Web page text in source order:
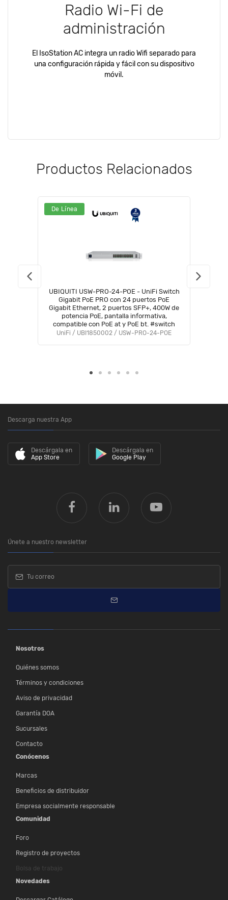
Radio Wi-Fi de
administración
El IsoStation AC integra un radio Wifi separado para
una configuración rápida y fácil con su dispositivo
móvil.
Productos Relacionados
De Línea
UBIQUITI USW-PRO-24-POE - UniFi Switch
Gigabit PoE PRO con 24 puertos PoE
Gigabit Ethernet, 2 puertos SFP+, 400W de
potencia PoE, pantalla informativa,
compatible con PoE at y PoE bt. #switch
UniFi / UBI1850002 / USW-PRO-24-POE
Descarga nuestra App
Descárgala en
App Store
Descárgala en
Google Play
Únete a nuestro newsletter
Nosotros
Quiénes somos
Términos y condiciones
Aviso de privacidad
Garantía DOA
Sucursales
Contacto
Conócenos
Marcas
Beneficios de distribuidor
Empresa socialmente responsable
Comunidad
Foro
Registro de proyectos
Bolsa de trabajo
Novedades